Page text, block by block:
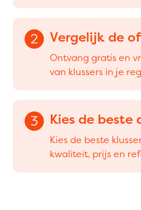
2 Vergelijk de
Ontvang gratis en
van klussers in je
3 Kies de beste
Kies de beste
kwaliteit, prijs en